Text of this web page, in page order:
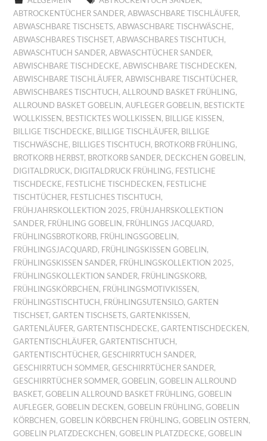
ABTROCKENTÜCHER SANDER,ABWASCHBARE TISCHLÄUFER,
ABWASCHBARE TISCHSETS,ABWASCHBARE TISCHWÄSCHE,
ABWASCHBARES TISCHSET,ABWASCHBARES TISCHTUCH ,
ABWASCHTUCH SANDER,ABWASCHTÜCHER SANDER,
ABWISCHBARE TISCHDECKE,ABWISCHBARE TISCHDECKEN ,
ABWISCHBARE TISCHLÄUFER,ABWISCHBARE TISCHTÜCHER,
ABWISCHBARES TISCHTUCH ,ALLROUND BASKET FRÜHLING,
ALLROUND BASKET GOBELIN ,AUFLEGER GOBELIN , BESTICKTE
WOLLKISSEN , BESTICKTES WOLLKISSEN , BILLIGE KISSEN ,
BILLIGE TISCHDECKE, BILLIGE TISCHLÄUFER, BILLIGE
TISCHWÄSCHE, BILLIGES TISCHTUCH , BROTKORB FRÜHLING,
BROTKORB HERBST, BROTKORB SANDER, DECKCHEN GOBELIN ,
DIGITALDRUCK, DIGITALDRUCK FRÜHLING, FESTLICHE
TISCHDECKE, FESTLICHE TISCHDECKEN , FESTLICHE
TISCHTÜCHER, FESTLICHES TISCHTUCH ,
FRÜHJAHRSKOLLEKTION 2025, FRÜHJAHRSKOLLEKTION
SANDER, FRÜHLING GOBELIN , FRÜHLINGS JACQUARD,
FRÜHLINGSBROTKORB, FRÜHLINGSGOBELIN ,
FRÜHLINGSJACQUARD, FRÜHLINGSKISSEN GOBELIN ,
FRÜHLINGSKISSEN SANDER, FRÜHLINGSKOLLEKTION 2025,
FRÜHLINGSKOLLEKTION SANDER, FRÜHLINGSKORB,
FRÜHLINGSKÖRBCHEN , FRÜHLINGSMOTIVKISSEN ,
FRÜHLINGSTISCHTUCH , FRÜHLINGSUTENSILO,GARTEN
TISCHSET,GARTEN TISCHSETS,GARTENKISSEN ,
GARTENLÄUFER,GARTENTISCHDECKE,GARTENTISCHDECKEN ,
GARTENTISCHLÄUFER,GARTENTISCHTUCH ,
GARTENTISCHTÜCHER,GESCHIRRTUCH SANDER,
GESCHIRRTUCH SOMMER,GESCHIRRTÜCHER SANDER,
GESCHIRRTÜCHER SOMMER,GOBELIN ,GOBELIN ALLROUND
BASKET,GOBELIN ALLROUND BASKET FRÜHLING,GOBELIN
AUFLEGER,GOBELIN DECKEN ,GOBELIN FRÜHLING,GOBELIN
KÖRBCHEN ,GOBELIN KÖRBCHEN FRÜHLING,GOBELIN OSTERN ,
GOBELIN PLATZDECKCHEN ,GOBELIN PLATZDECKE,GOBELIN